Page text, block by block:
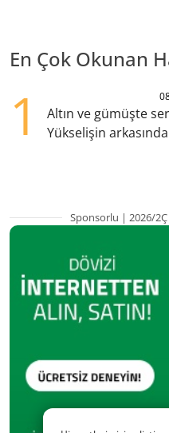
En Çok Okunan
1
Altın ve gümüşte
Yükselişin
Sponsorlu | 2026/2Ç